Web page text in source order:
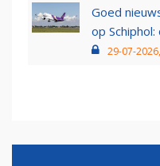
Goed
op
29-07-